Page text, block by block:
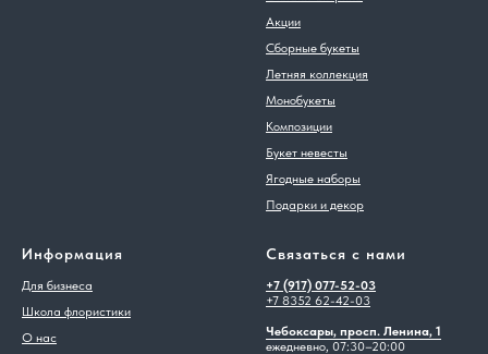
Акции
Сборные букеты
Летняя коллекция
Монобукеты
Композиции
Букет невесты
Ягодные наборы
Подарки и декор
Информация
Для бизнеса
Школа флористики
О нас
Связаться с нами
+7 (917) 077-52-03
+7 8352 62-42-03
Чебоксары, просп. Ленина, 1
ежедневно, 07:30–20:00